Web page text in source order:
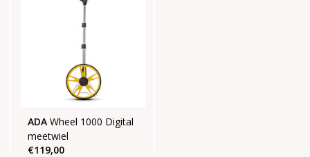
ADA Wheel 1000 Digital
meetwiel
€119,00